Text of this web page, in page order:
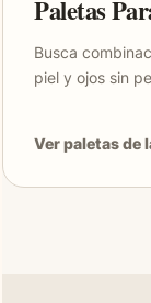
Paletas
Busca
piel y ojos sin
Ver paletas de